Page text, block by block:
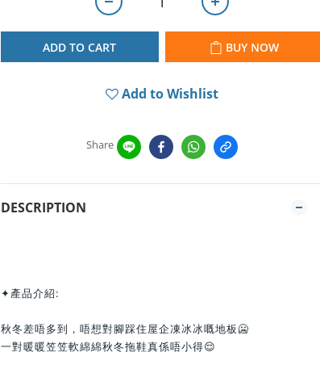
ADD TO CART BUY NOW
Add to Wishlist
Share
DESCRIPTION
✦產品介紹:
秋冬差唔多到，唔想對腳踩住屋企凍冰冰嘅地板🥶
一對暖暖笠笠軟綿綿秋冬拖鞋真係唔小得😌